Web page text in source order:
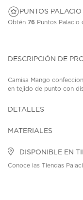
PUNTOS PALACIO
Obtén 76 Puntos Palacio
DESCRIPCIÓN DE
Camisa Mango
en tejido de punto con
DETALLES
MATERIALES
DISPONIBLE EN
Conoce las Tiendas